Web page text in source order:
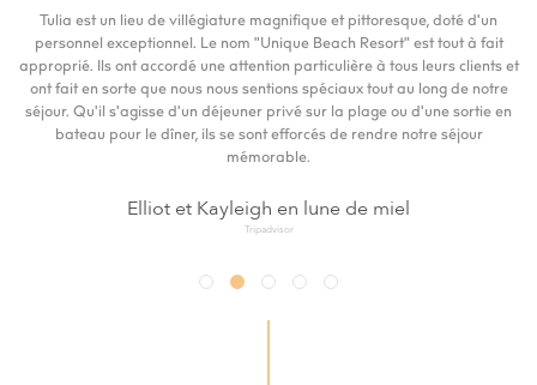
Tulia est un lieu de villégiature magnifique et pittoresque, doté d'un
personnel exceptionnel. Le nom "Unique Beach Resort" est tout à fait
approprié. Ils ont accordé une attention particulière à tous leurs clients et
ont fait en sorte que nous nous sentions spéciaux tout au long de notre
séjour. Qu'il s'agisse d'un déjeuner privé sur la plage ou d'une sortie en
bateau pour le dîner, ils se sont efforcés de rendre notre séjour
mémorable.
Elliot et Kayleigh en lune de miel
Tripadvisor